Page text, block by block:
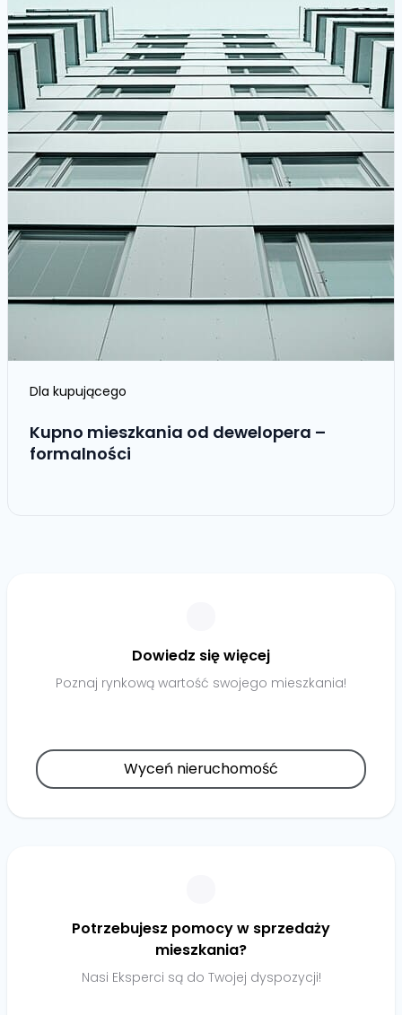
Dla kupującego
Kupno mieszkania od dewelopera –
formalności
Dowiedz się więcej
Poznaj rynkową wartość swojego mieszkania!
Wyceń nieruchomość
Potrzebujesz pomocy w sprzedaży
mieszkania?
Nasi Eksperci są do Twojej dyspozycji!